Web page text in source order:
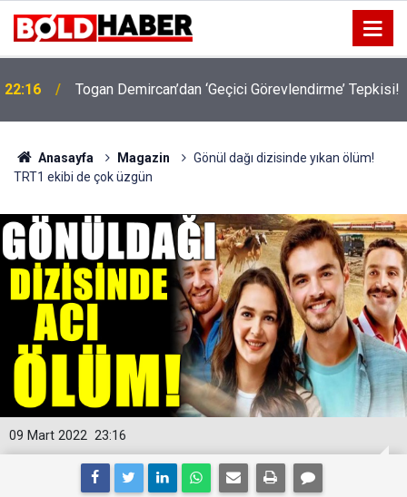
19:32 Sıcak Havalarda Ödem Şikayetini Hafife Almayın!
Anasayfa Magazin
Gönül dağı dizisinde yıkan ölüm!
TRT1 ekibi de çok üzgün
23:16
09 Mart 2022